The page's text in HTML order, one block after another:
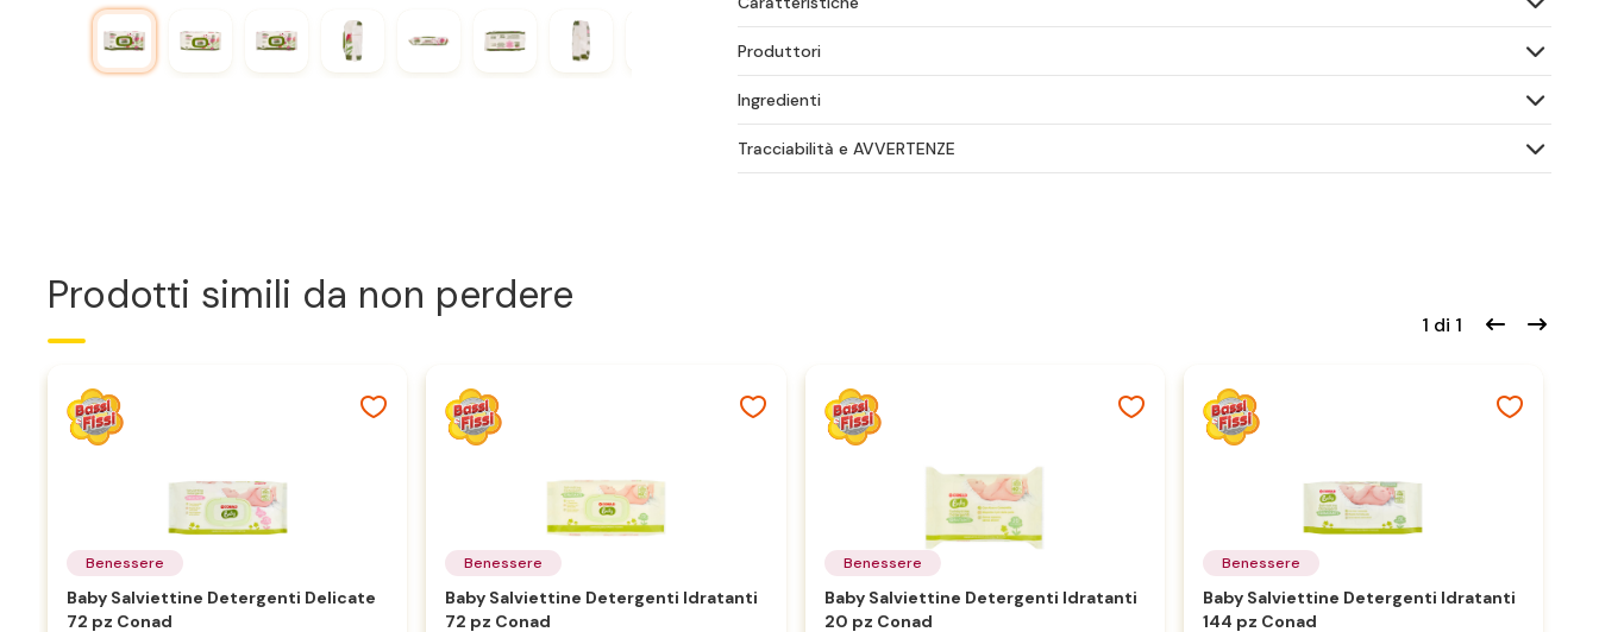
Produttori
Ingredienti
Tracciabilità e AVVERTENZE
Prodotti simili da non perdere
Benessere
Baby Salviettine Detergenti Delicate
72 pz Conad
Benessere
Baby Salviettine Detergenti Idratanti
72 pz Conad
Benessere
Baby Salviettine Detergenti Idratanti
20 pz Conad
Benessere
Baby Salviettine Detergenti Idratanti
144 pz Conad
1 di 1